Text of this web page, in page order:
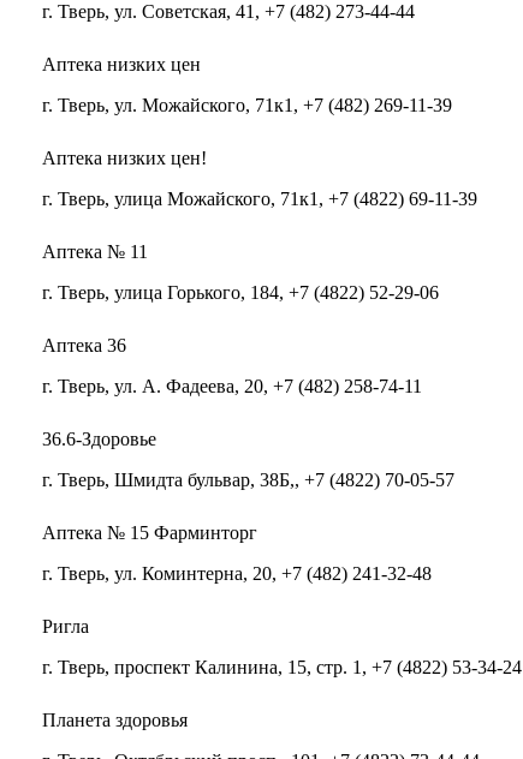
г. Тверь, ул. Советская, 41, +7 (482) 273-44-44
Аптека низких цен
г. Тверь, ул. Можайского, 71к1, +7 (482) 269-11-39
Аптека низких цен!
г. Тверь, улица Можайского, 71к1, +7 (4822) 69-11-39
Аптека № 11
г. Тверь, улица Горького, 184, +7 (4822) 52-29-06
Аптека 36
г. Тверь, ул. A. Фадеева, 20, +7 (482) 258-74-11
36.6-Здоровье
г. Тверь, Шмидта бульвар, 38Б,, +7 (4822) 70-05-57
Аптека № 15 Фарминторг
г. Тверь, ул. Коминтерна, 20, +7 (482) 241-32-48
Ригла
г. Тверь, проспект Калинина, 15, стр. 1, +7 (4822) 53-34-24
Планета здоровья